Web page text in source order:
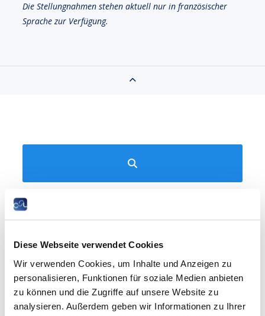
Diese Webseite verwendet Cookies
Wir verwenden Cookies, um Inhalte und Anzeigen zu
personalisieren, Funktionen für soziale Medien anbieten
zu können und die Zugriffe auf unsere Website zu
analysieren. Außerdem geben wir Informationen zu Ihrer
Die Stellungnahmen stehen aktuell nur in französischer
Sprache zur Verfügung.
Alle Jahre